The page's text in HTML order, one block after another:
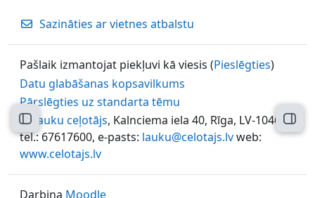
Atvērt kursu indeksu
Sazināties ar vietnes atbalstu
Pašlaik izmantojat piekļuvi kā viesis (Pieslēgties)
Datu glabāšanas kopsavilkums
Pārslēgties uz standarta tēmu
© Lauku ceļotājs, Kalnciema iela 40, Rīga, LV-1046,
tel.: 67617600, e-pasts: lauku@celotajs.lvweb:
www.celotajs.lv
Darbina Moodle